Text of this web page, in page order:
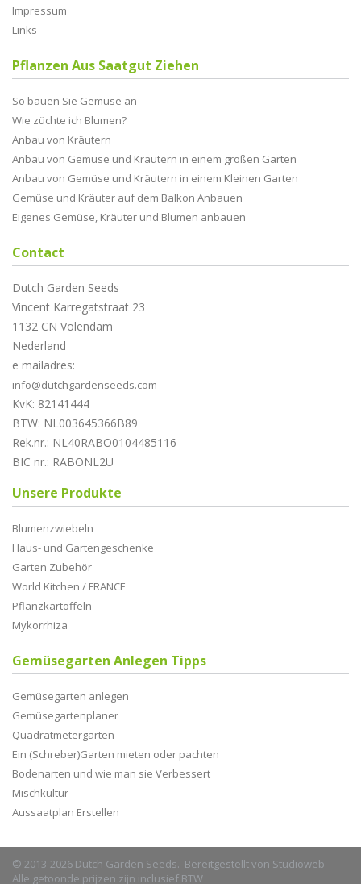
Impressum
Links
Pflanzen Aus Saatgut Ziehen
So bauen Sie Gemüse an
Wie züchte ich Blumen?
Anbau von Kräutern
Anbau von Gemüse und Kräutern in einem großen Garten
Anbau von Gemüse und Kräutern in einem Kleinen Garten
Gemüse und Kräuter auf dem Balkon Anbauen
Eigenes Gemüse, Kräuter und Blumen anbauen
Contact
Dutch Garden Seeds
Vincent Karregatstraat 23
1132 CN Volendam
Nederland
e mailadres:
info@dutchgardenseeds.com
KvK: 82141444
BTW: NL003645366B89
Rek.nr.: NL40RABO0104485116
BIC nr.: RABONL2U
Unsere Produkte
Blumenzwiebeln
Haus- und Gartengeschenke
Garten Zubehör
World Kitchen / FRANCE
Pflanzkartoffeln
Mykorrhiza
Gemüsegarten Anlegen Tipps
Gemüsegarten anlegen
Gemüsegartenplaner
Quadratmetergarten
Ein (Schreber)Garten mieten oder pachten
Bodenarten und wie man sie Verbessert
Mischkultur
Aussaatplan Erstellen
© 2013-2026 Dutch Garden Seeds. Bereitgestellt von Studioweb
Alle getoonde prijzen zijn inclusief BTW